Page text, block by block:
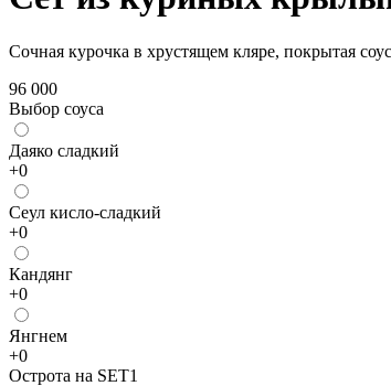
Сочная курочка в хрустящем кляре, покрытая
96 000
Выбор соуса
Даяко сладкий
+0
Сеул кисло-сладкий
+0
Кандянг
+0
Янгнем
+0
Острота на SET1